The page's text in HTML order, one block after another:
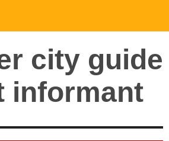
city guide
informant